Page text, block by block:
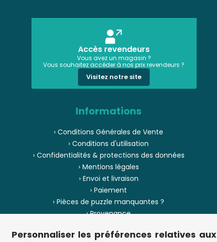
Accès revendeurs
Vous avez un magasin ?
Vous souhaitez accéder à nos prix revendeurs ?
Visitez notre site
Informations
› Conditions Générales de Vente
› Conditions d'utilisation
› Confidentialités & protections des données
› Mentions légales
› Envoi et livraison
› Paiement
› Pièces de puzzle manquantes ?
› Provenance
› Plan du site
Personnaliser les préférences relatives aux